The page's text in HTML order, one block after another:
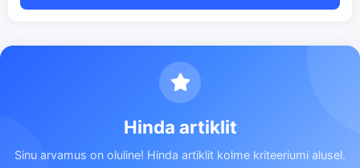
Hinda artiklit
Sinu arvamus on oluline! Hinda artiklit kolme kriteeriumi alusel.